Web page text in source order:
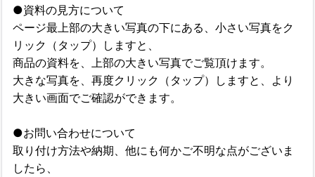
●資料の見方について
ページ最上部の大きい写真の下にある、小さい写真をク
リック（タップ）しますと、
商品の資料を、上部の大きい写真でご覧頂けます。
大きな写真を、再度クリック（タップ）しますと、より
大きい画面でご確認ができます。
●お問い合わせについて
取り付け方法や納期、他にも何かご不明な点がございま
したら、